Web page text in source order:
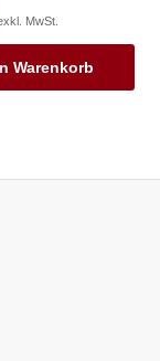
MwSt.
Warenkorb